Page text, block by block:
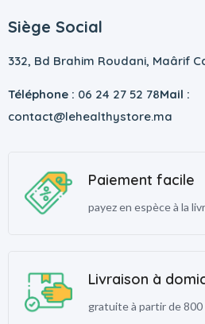
Siège Social
332, Bd Brahim Roudani, Maârif
Téléphone : 06 24 27 52 78Mail :
contact@lehealthystore.ma
Paiement facile
payez en espèce à la
Livraison à
gratuite à partir de 800